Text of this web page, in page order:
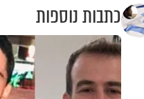
כתבות נוספות